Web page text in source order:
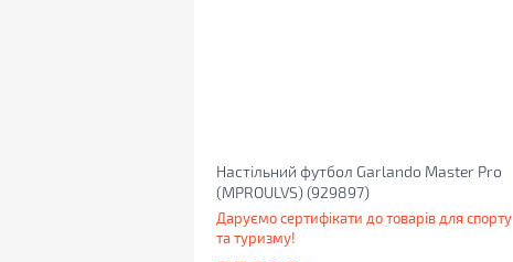
Настільний футбол Garlando Master Pro
(MPROULVS) (929897)
Даруємо сертифікати до товарів для спорту
та туризму!